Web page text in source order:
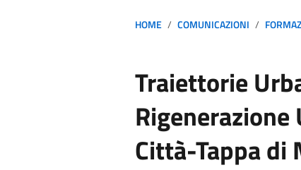
HOME COMUNICAZIONI
Traiettorie
Città-Tappa di